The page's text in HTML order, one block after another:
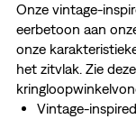
Onze vintage-
eerbetoon aan
onze
het zitvlak. Zie
Vintage-